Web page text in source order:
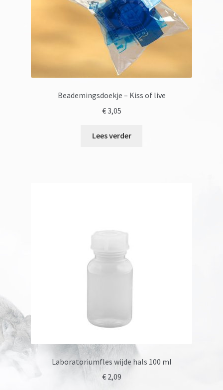
Beademingsdoekje – Kiss of live
€3,05
Lees verder
Laboratoriumfles wijde hals 100 ml
€2,09